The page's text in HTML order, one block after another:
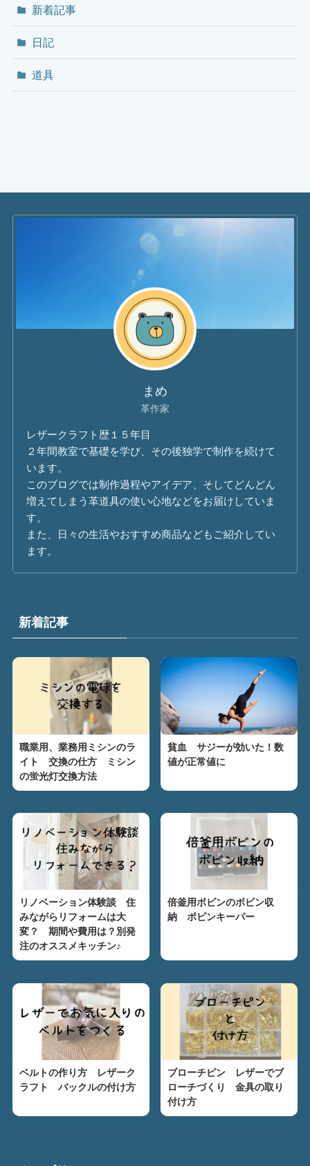
新着記事
日記
道具
まめ
革作家
レザークラフト歴１５年目
２年間教室で基礎を学び、その後独学で制作を続けて
います。
このブログでは制作過程やアイデア、そしてどんどん
増えてしまう革道具の使い心地などをお届けしていま
す。
また、日々の生活やおすすめ商品などもご紹介してい
ます。
新着記事
職業用、業務用ミシンのラ
イト 交換の仕方 ミシン
の蛍光灯交換方法
貧血 サジーが効いた！数
値が正常値に
リノベーション体験談 住
みながらリフォームは大
変？ 期間や費用は？別発
注のオススメキッチン♪
倍釜用ボビンのボビン収
納 ボビンキーパー
ベルトの作り方 レザーク
ラフト バックルの付け方
ブローチピン レザーでブ
ローチづくり 金具の取り
付け方